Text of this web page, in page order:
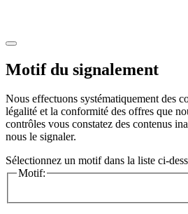
Motif du signalement
Nous effectuons systématiquement des
légalité et la conformité des offres que
contrôles vous constatez des contenus
nous le signaler.
Sélectionnez un motif dans la liste ci-
Motif: